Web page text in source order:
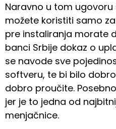
Naravno u tom
možete koristiti samo
pre instaliranja morate
banci Srbije dokaz o
se navode sve
softveru, te bi bilo
dobro proučite.
jer je to jedna od
menjačnice.